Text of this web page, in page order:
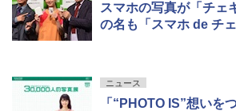
スマホの写真が「チ
の名も「スマホ de チ
ニュース
「“PHOTO IS”想いを